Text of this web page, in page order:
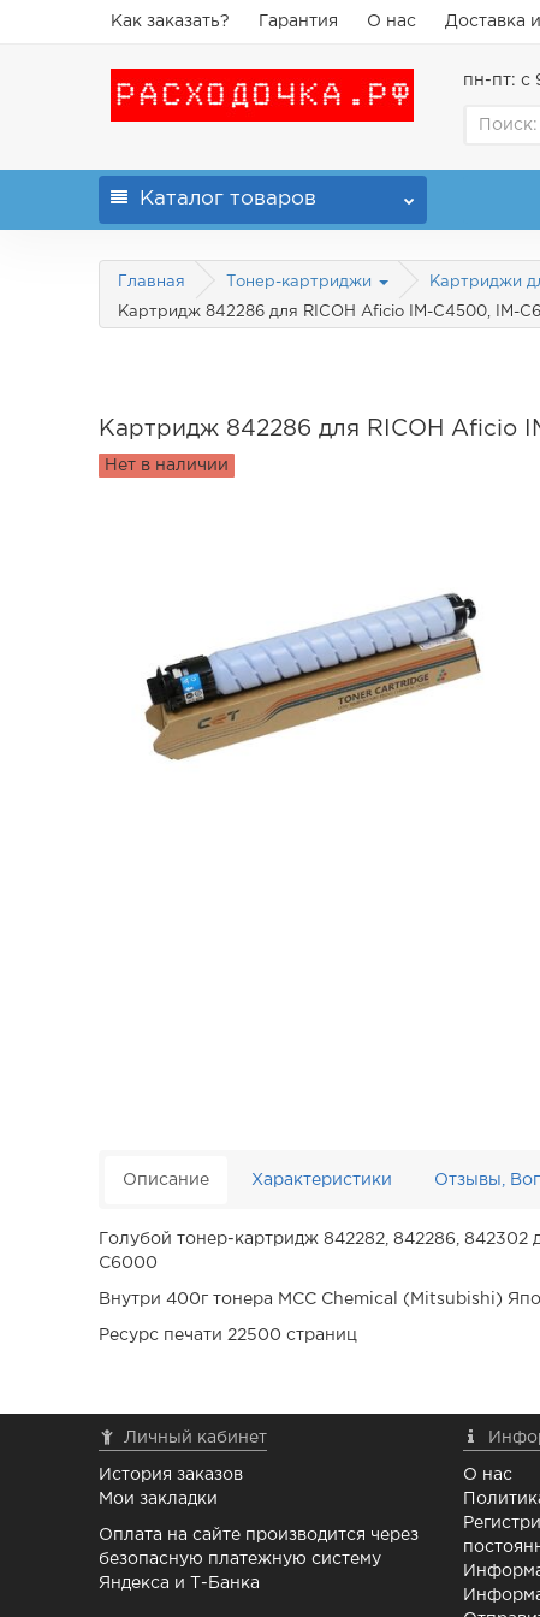
Как заказать? Гарантия О нас Доставка
пн-пт: с
Каталог товаров
Главная Тонер-картриджи Картриджи
Картридж 842286 для RICOH Aficio IM-C4500, IM-
Картридж 842286 для RICOH Aficio
Нет в наличии
Описание Характеристики Отзывы,
Голубой тонер-картридж 842282, 842286, 842302
C6000
Внутри 400г тонера MCC Chemical (Mitsubishi)
Ресурс печати 22500 страниц
Личный кабинет
История заказов
Мои закладки
Оплата на сайте производится через
безопасную платежную систему
Яндекса и Т-Банка
О нас